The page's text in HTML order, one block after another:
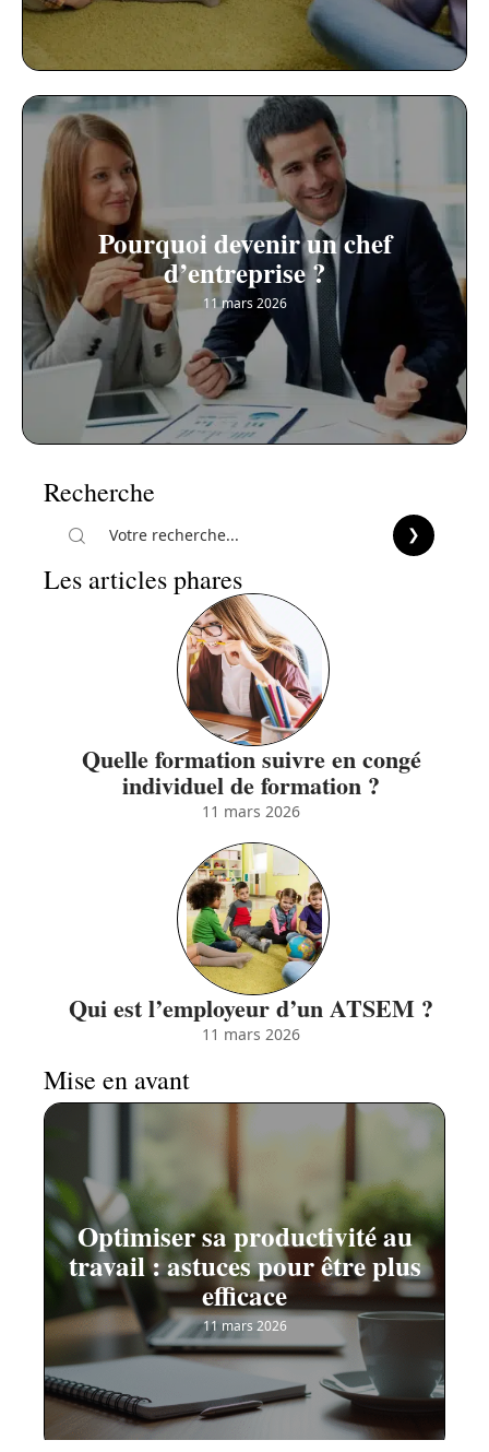
Pourquoi devenir un chef
d’entreprise ?
11 mars 2026
Recherche
Les articles phares
Quelle formation suivre en congé
individuel de formation ?
11 mars 2026
Qui est l’employeur d’un ATSEM ?
11 mars 2026
Mise en avant
Optimiser sa productivité au
travail : astuces pour être plus
efficace
11 mars 2026